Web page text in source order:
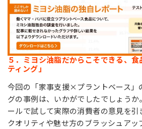
５．ミヨシ油脂だからこそできる、
ティング」
今回の「家事支援×プラントベース」
グの事例は、いかがでしたでしょう
ールで試して実際の消費者の意見を
クオリティや魅せ方のブラッシュアッ